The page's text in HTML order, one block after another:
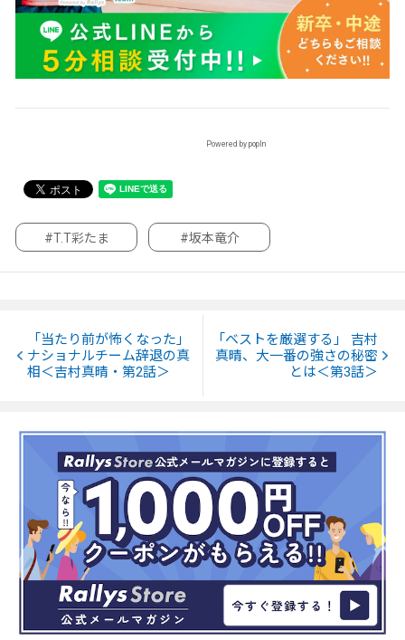
Powered by popIn
#T.T彩たま #坂本竜介
「当たり前が怖くなった」
ナショナルチーム辞退の真
相＜吉村真晴・第2話＞
「ベストを厳選する」 吉村
真晴、大一番の強さの秘密
とは＜第3話＞